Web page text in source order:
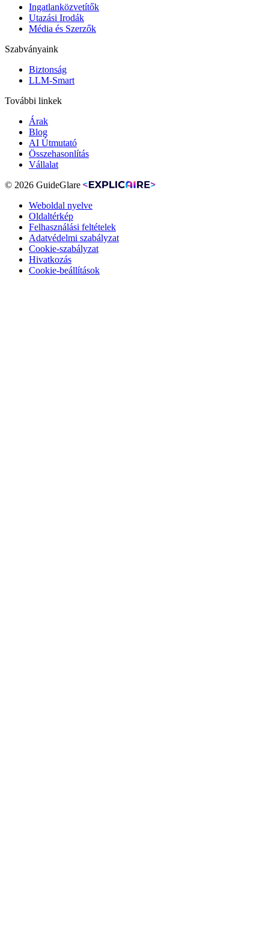
Ingatlanközvetítők
Utazási Irodák
Média és Szerzők
Szabványaink
Biztonság
LLM-Smart
További linkek
Árak
Blog
AI Útmutató
Összehasonlítás
Vállalat
© 2026 GuideGlare
Weboldal nyelve
Oldaltérkép
Felhasználási feltételek
Adatvédelmi szabályzat
Cookie-szabályzat
Hivatkozás
Cookie-beállítások